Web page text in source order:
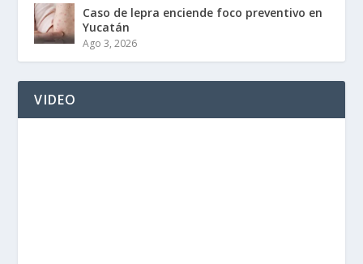
Caso de lepra enciende foco preventivo en
Yucatán
Ago 3, 2026
VIDEO